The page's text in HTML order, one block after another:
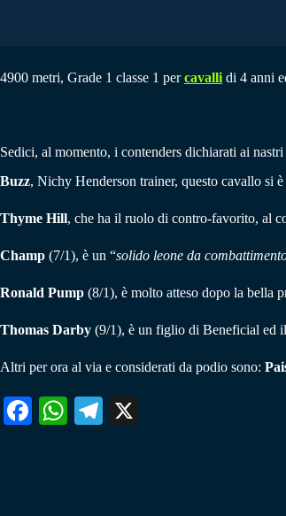
4900 metri, Grade 1 classe 1 percavalli di 4 anni
Sedici, al momento, i contenders dichiarati ai nastri
Buzz, Nichy Henderson trainer, questo cavallo si
Thyme Hill, che ha il ruolo di contro-favorito, al
Champ (7/1), è un “solido leone da
Ronald Pump (8/1), è molto atteso dopo la bella
Thomas Darby (9/1), è un figlio di Beneficial ed
Altri per ora al via e considerati da podio sono:
Fa W
Te